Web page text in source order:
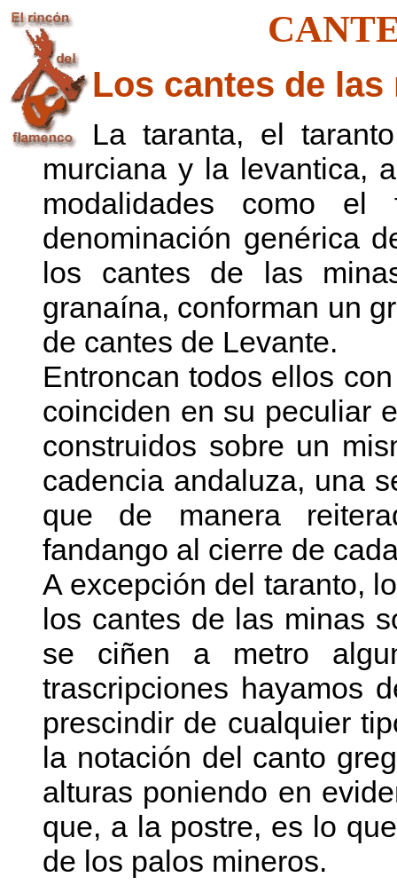
Los cantes de las
La taranta, el
murciana y la levantica,
modalidades como el
denominación genérica
los cantes de las
granaína, conforman un
de cantes de Levante.
Entroncan todos ellos
coinciden en su peculiar
construidos sobre un
cadencia andaluza, una
que de manera
fandango al cierre de
A excepción del taranto,
los cantes de las minas
se ciñen a metro
trascripciones hayamos
prescindir de cualquier
la notación del canto
alturas poniendo en
que, a la postre, es lo
de los palos mineros.